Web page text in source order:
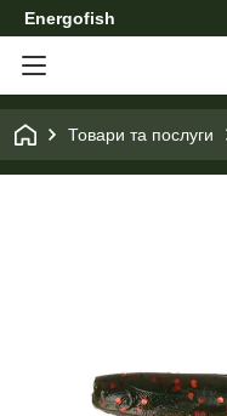
Energofish
Товари та послуги